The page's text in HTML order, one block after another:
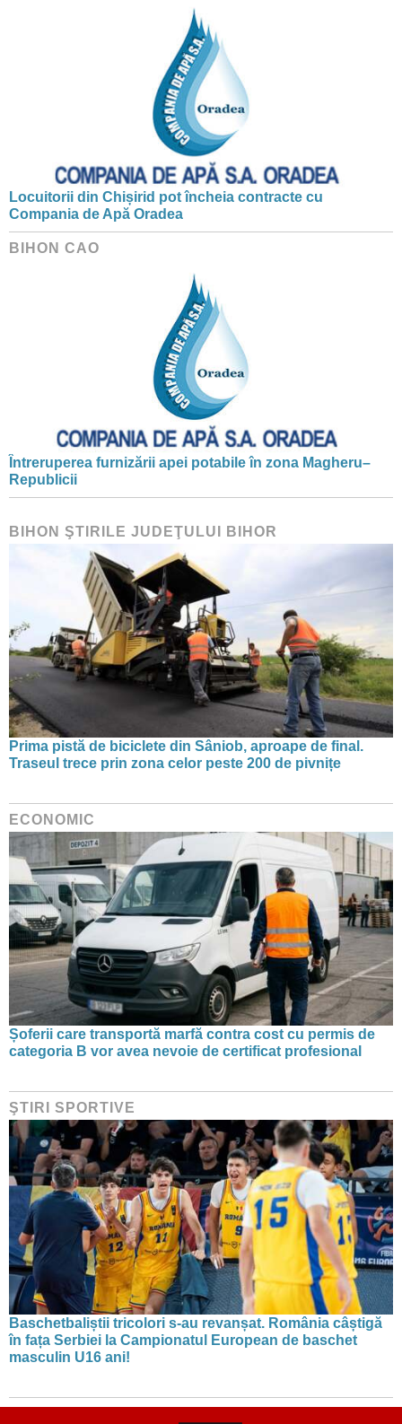
Locuitorii din Chișirid pot încheia contracte cu
Compania de Apă Oradea
BIHON CAO
Întreruperea furnizării apei potabile în zona Magheru–
Republicii
BIHON ŞTIRILE JUDEŢULUI BIHOR
Prima pistă de biciclete din Sâniob, aproape de final.
Traseul trece prin zona celor peste 200 de pivnițe
ECONOMIC
Șoferii care transportă marfă contra cost cu permis de
categoria B vor avea nevoie de certificat profesional
ŞTIRI SPORTIVE
Baschetbaliștii tricolori s-au revanșat. România câștigă
în fața Serbiei la Campionatul European de baschet
masculin U16 ani!